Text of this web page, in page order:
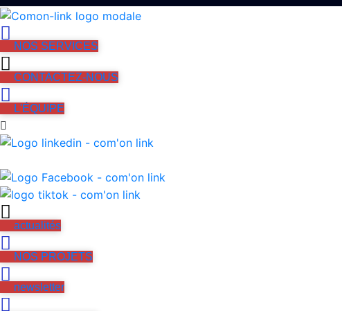
NOS SERVICES
CONTACTEZ-NOUS
L'ÉQUIPE
actualités
NOS PROJETS
newsletter